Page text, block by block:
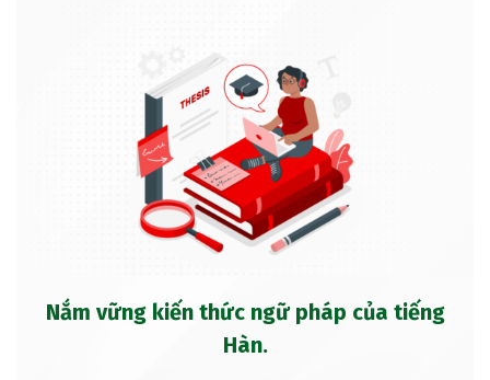
Nắm vững kiến thức ngữ pháp của tiếng
Hàn.